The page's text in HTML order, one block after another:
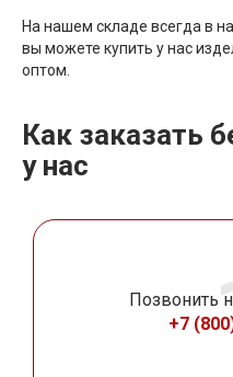
На нашем складе всегда в
вы можете купить у нас
оптом.
Как заказать
у нас
Позвонить
+7